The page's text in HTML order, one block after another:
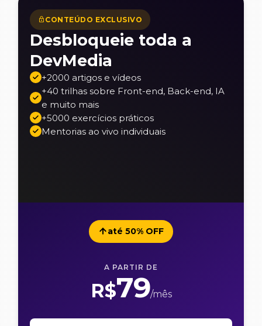
CONTEÚDO EXCLUSIVO
Desbloqueie toda a
DevMedia
+2000 artigos e vídeos
+40 trilhas sobre Front-end, Back-end, IA
e muito mais
+5000 exercícios práticos
Mentorias ao vivo individuais
até 50% OFF
A PARTIR DE
R$79/mês